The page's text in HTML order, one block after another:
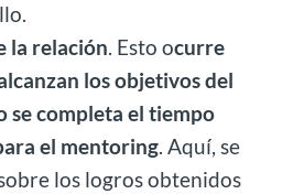
la relación. Esto ocurre
los objetivos del
se completa el tiempo
el mentoring. Aquí, se
los logros obtenidos